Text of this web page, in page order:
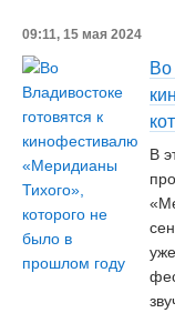
09:11, 15 мая 2024
Во
В